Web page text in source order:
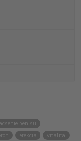
penisu
erekcia
vitalita